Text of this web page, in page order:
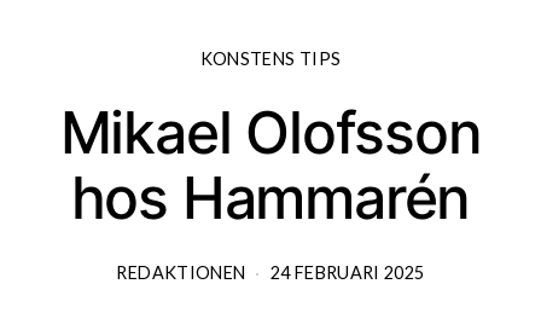
KONSTENS TIPS
Mikael Olofsson
hos Hammarén
REDAKTIONEN 24 FEBRUARI 2025